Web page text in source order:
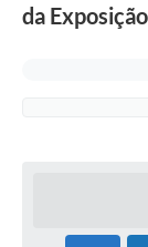
Visite Barbacena
PPA - PLANO
PCA (Planos de
da